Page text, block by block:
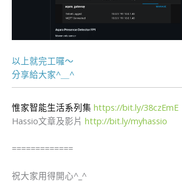
以上就完工囉～
​分享給大家^＿^
惟家智能生活系列集 https://bit.ly/38czEmE
Hassio文章及影片 http://bit.ly/myhassio
​=============
祝大家用得開心^_^